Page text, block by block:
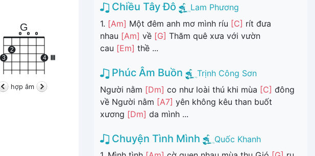
G
3
2
o o o
4
hợp âm
Chiều Tây Đô
Lam Phương
1. [Am] Một đêm anh mơ mình ríu [C] rít đưa
nhau [Am] về [G] Thăm quê xưa với vườn
cau [Em] thề ...
Phúc Âm Buồn
Trịnh Công Sơn
Người nằm [Dm] co như loài thú khi mùa [C] đông
về Người nằm [A7] yên không kêu than buốt
xương [Dm] da mình ...
Chuyện Tình Mình
Quốc Khanh